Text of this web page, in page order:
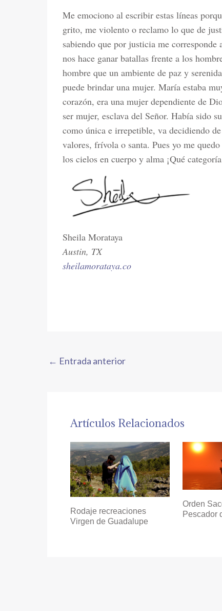
Me emociono al escribir estas líneas
grito, me violento o reclamo lo que de
sabiendo que por justicia me
nos hace ganar batallas frente a los
hombre que un ambiente de paz y
puede brindar una mujer. María estaba
corazón, era una mujer dependiente de
ser mujer, esclava del Señor. Había sido
como única e irrepetible, va decidiendo
valores, frívola o santa. Pues yo me
los cielos en cuerpo y alma ¡Qué
Sheila Morataya
Austin, TX
sheilamorataya.co
← Entrada anterior
Artículos Relacionados
Rodaje recreaciones
Virgen de Guadalupe
Orden
Pescador